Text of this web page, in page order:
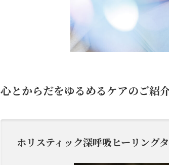
心とからだをゆるめるケアのご紹
ホリスティック深呼吸ヒーリング